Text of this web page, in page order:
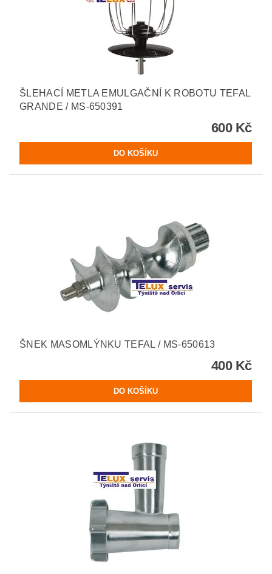
ŠLEHACÍ METLA EMULGAČNÍ K ROBOTU TEFAL
GRANDE / MS-650391
600 Kč
ŠNEK MASOMLÝNKU TEFAL / MS-650613
400 Kč